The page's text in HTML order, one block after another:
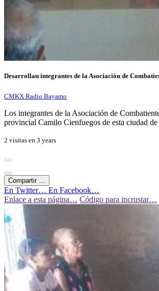
Desarrollan integrantes de la Asociación de
CMKX Radio Bayamo
Los integrantes de la Asociación de
provincial Camilo Cienfuegos de esta ciudad
2 visitas en 3 years
Compartir …
En Twitter… En Facebook…
Enlace a esta página… Código para incrustar…